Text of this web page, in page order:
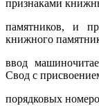
признаками
памятников, и
книжного
ввод
Свод с
порядковых